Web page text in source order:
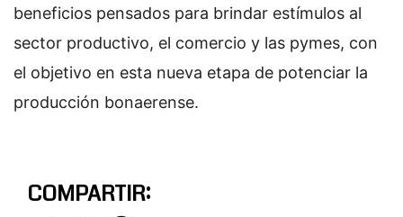
beneficios pensados para brindar estímulos al
sector productivo, el comercio y las pymes, con
el objetivo en esta nueva etapa de potenciar la
producción bonaerense.
COMPARTIR: